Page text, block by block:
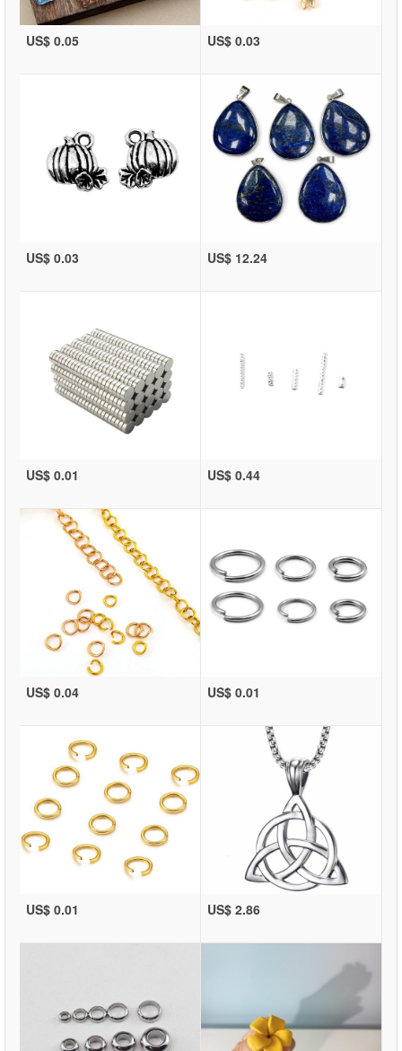
US$ 0.05 US$ 0.03
US$ 0.03 US$ 12.24
US$ 0.01 US$ 0.44
US$ 0.04 US$ 0.01
US$ 0.01 US$ 2.86